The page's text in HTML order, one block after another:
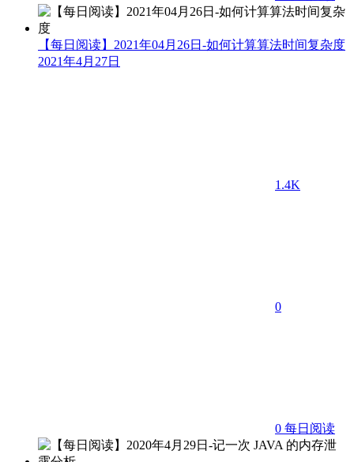
【每日阅读】2021年04月26日-如何计算算法时间复杂度
2021年4月27日
1.4K
0
0 每日阅读